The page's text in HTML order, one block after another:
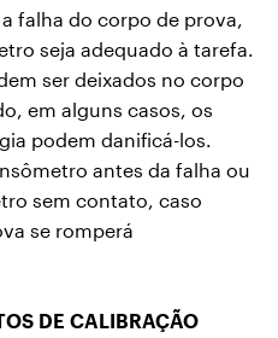
falha do corpo de prova,
seja adequado à tarefa.
ser deixados no corpo
em alguns casos, os
podem danificá-los.
antes da falha ou
sem contato, caso
se romperá
DE CALIBRAÇÃO